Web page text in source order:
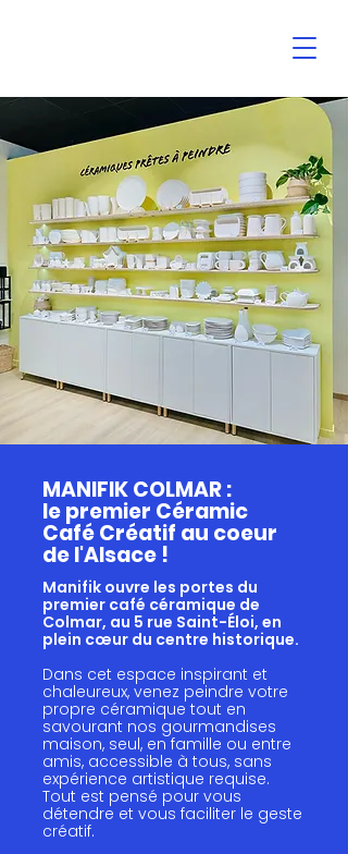
MANIFIK COLMAR :
le premier Céramic
Café Créatif au coeur
de l'Alsace !
Manifik ouvre les portes du
premier café céramique de
Colmar, au 5 rue Saint-Éloi, en
plein cœur du centre historique.
Dans cet espace inspirant et
chaleureux, venez peindre votre
propre céramique tout en
savourant nos gourmandises
maison, seul, en famille ou entre
amis, accessible à tous, sans
expérience artistique requise.
Tout est pensé pour vous
détendre et vous faciliter le geste
créatif.